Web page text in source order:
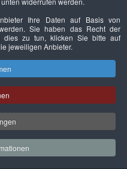
Nachhaltigkeit
Deutscher
e.V..
Ihre Daten auf Basis von
Sie haben das Recht der
dies zu tun, klicken Sie bitte auf
jeweiligen Anbieter.